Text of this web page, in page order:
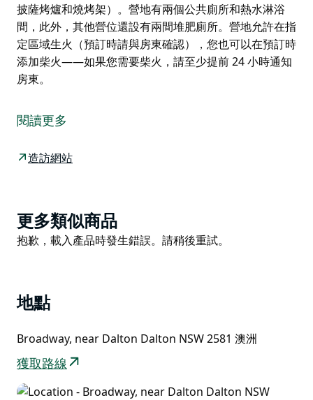
披薩烤爐和燒烤架）。營地有兩個公共廁所和熱水淋浴
間，此外，其他營位還設有兩間堆肥廁所。營地允許在指
定區域生火（預訂時請與房東確認），您也可以在預訂時
添加柴火——如果您需要柴火，請至少提前 24 小時通知
房東。
資訊。
間的露營者的理想選擇。營地完全脫離電網（沒有 Wi-Fi
所，其他營位則需步行很短時間。部分營位非常適合喜歡
自給自足的露營者，他們可能想要一個安靜私密的營地，
不需要使用公共設施。營地設有兩間公共廚房（配備披薩
生火（預訂時請與房東確認），您也可以在預訂時添加柴
火——如果您需要柴火，請至少提前 24 小時通知房東。
閱讀更多
造訪網站
Product
List
更多類似商品
Product
抱歉，載入產品時發生錯誤。請稍後重試。
地點
Broadway, near Dalton Dalton NSW 2581 澳洲
獲取路線